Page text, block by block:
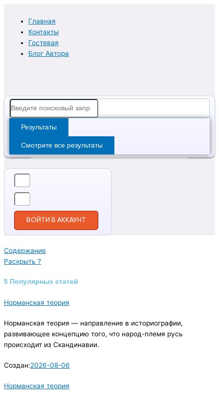
содержимому
Главная
Контакты
Гостевая
Блог Автора
Search
...
Результаты
Смотрите все результаты
ВОЙТИ В АККАУНТ
Содержание
Раскрыть ?
5 Популярных статей
Норманская теория
Норманская теория — направление в историографии,
развивающее концепцию того, что народ-племя русь
происходит из Скандинавии.
Создан:2026-08-06
Норманская теория